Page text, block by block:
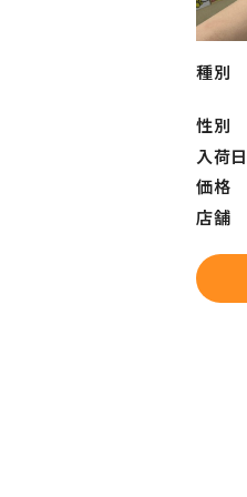
種別
性別
入荷日
価格
店舗